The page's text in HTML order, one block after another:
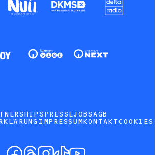
PRESSEJOBS AGB
IMPRESSUMKONTAKT COOKIES